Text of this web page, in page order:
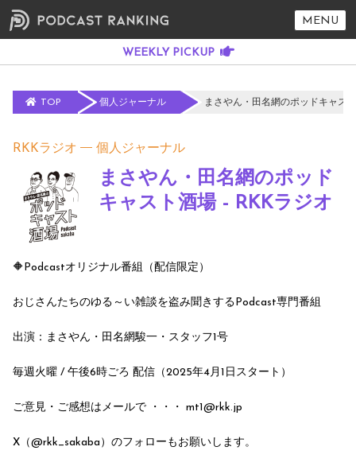
MENU
TOP 個人ジャーナル まさやん・田名網のポッドキャス
RKKラジオ 個人ジャーナル
まさやん・田名網のポッド
キャスト酒場 - RKKラジオ
🔶Podcastオリジナル番組（配信限定）
おじさんたちのゆる～い雑談を盗み聞きするPodcast専門番組
出演：まさやん・田名網駿一・スタッフ1号
毎週火曜 / 午後6時ごろ 配信（2025年4月1日スタート）
ご意見・ご感想はメールで ・・・ mt1@rkk.jp
X（@rkk_sakaba）のフォローもお願いします。